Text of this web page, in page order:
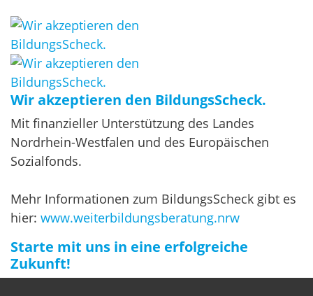
Wir akzeptieren den BildungsScheck.
Mit finanzieller Unterstützung des Landes
Nordrhein-Westfalen und des Europäischen
Sozialfonds.
Mehr Informationen zum BildungsScheck gibt es
hier: www.weiterbildungsberatung.nrw
Starte mit uns in eine erfolgreiche
Zukunft!